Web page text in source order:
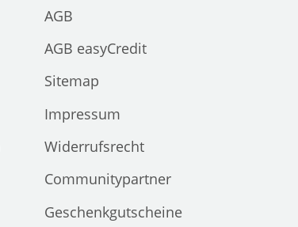
AGB
AGB easyCredit
Sitemap
Impressum
Widerrufsrecht
Communitypartner
Geschenkgutscheine